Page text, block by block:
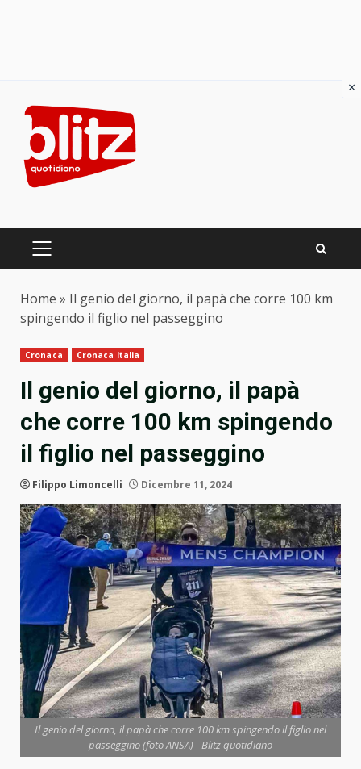
content
PRIMARY
Home » Il genio del giorno, il papà che corre 100 km
spingendo il figlio nel passeggino
Cronaca Cronaca Italia
Il genio del giorno, il papà
che corre 100 km spingendo
il figlio nel passeggino
Filippo Limoncelli Dicembre 11, 2024
Il genio del giorno, il papà che corre 100 km spingendo il figlio nel
passeggino (foto ANSA) - Blitz quotidiano
×